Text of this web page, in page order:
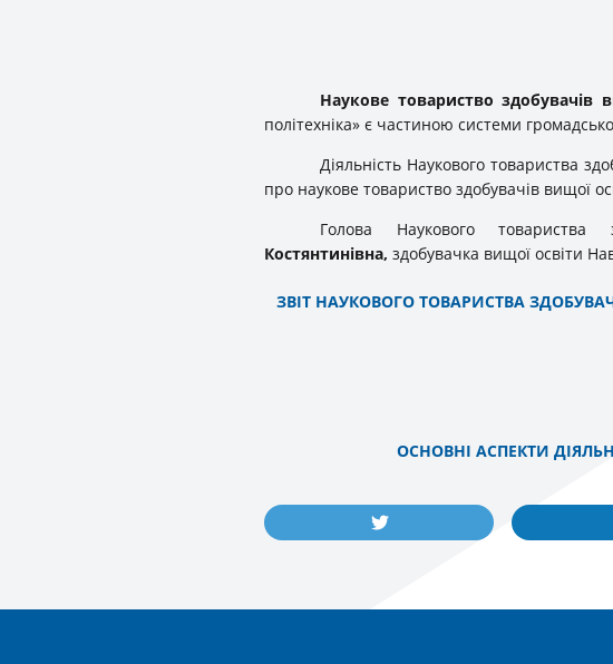
Наукове товариство здобувачів
політехніка» є частиною системи
Діяльність Наукового товариства
про наукове товариство здобувачів вищої
Голова Наукового
Костянтинівна, здобувачка вищої освіти
ЗВІТ НАУКОВОГО ТОВАРИСТВА
ОСНОВНІ АСПЕКТИ